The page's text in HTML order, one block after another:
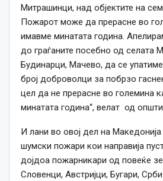
Митрашинци, над објектите на
Пожарот може да прерасне во
имавме минатата година.
до граѓаните посебно од селата
Будинарци, Мачево, да се
број доброволци за побрзо
цел да не прерасне во големина
минатата година“, велат од
И лани во овој дел на
шумски пожари кои направија
дојдоа пожарникари од повеќе
Словенци, Австријци, Бугари, Срби.